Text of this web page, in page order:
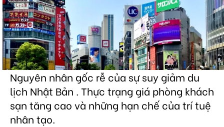
Nguyên nhân gốc rễ của sự suy giảm du
lịch Nhật Bản . Thực trạng giá phòng khách
sạn tăng cao và những hạn chế của trí tuệ
nhân tạo.